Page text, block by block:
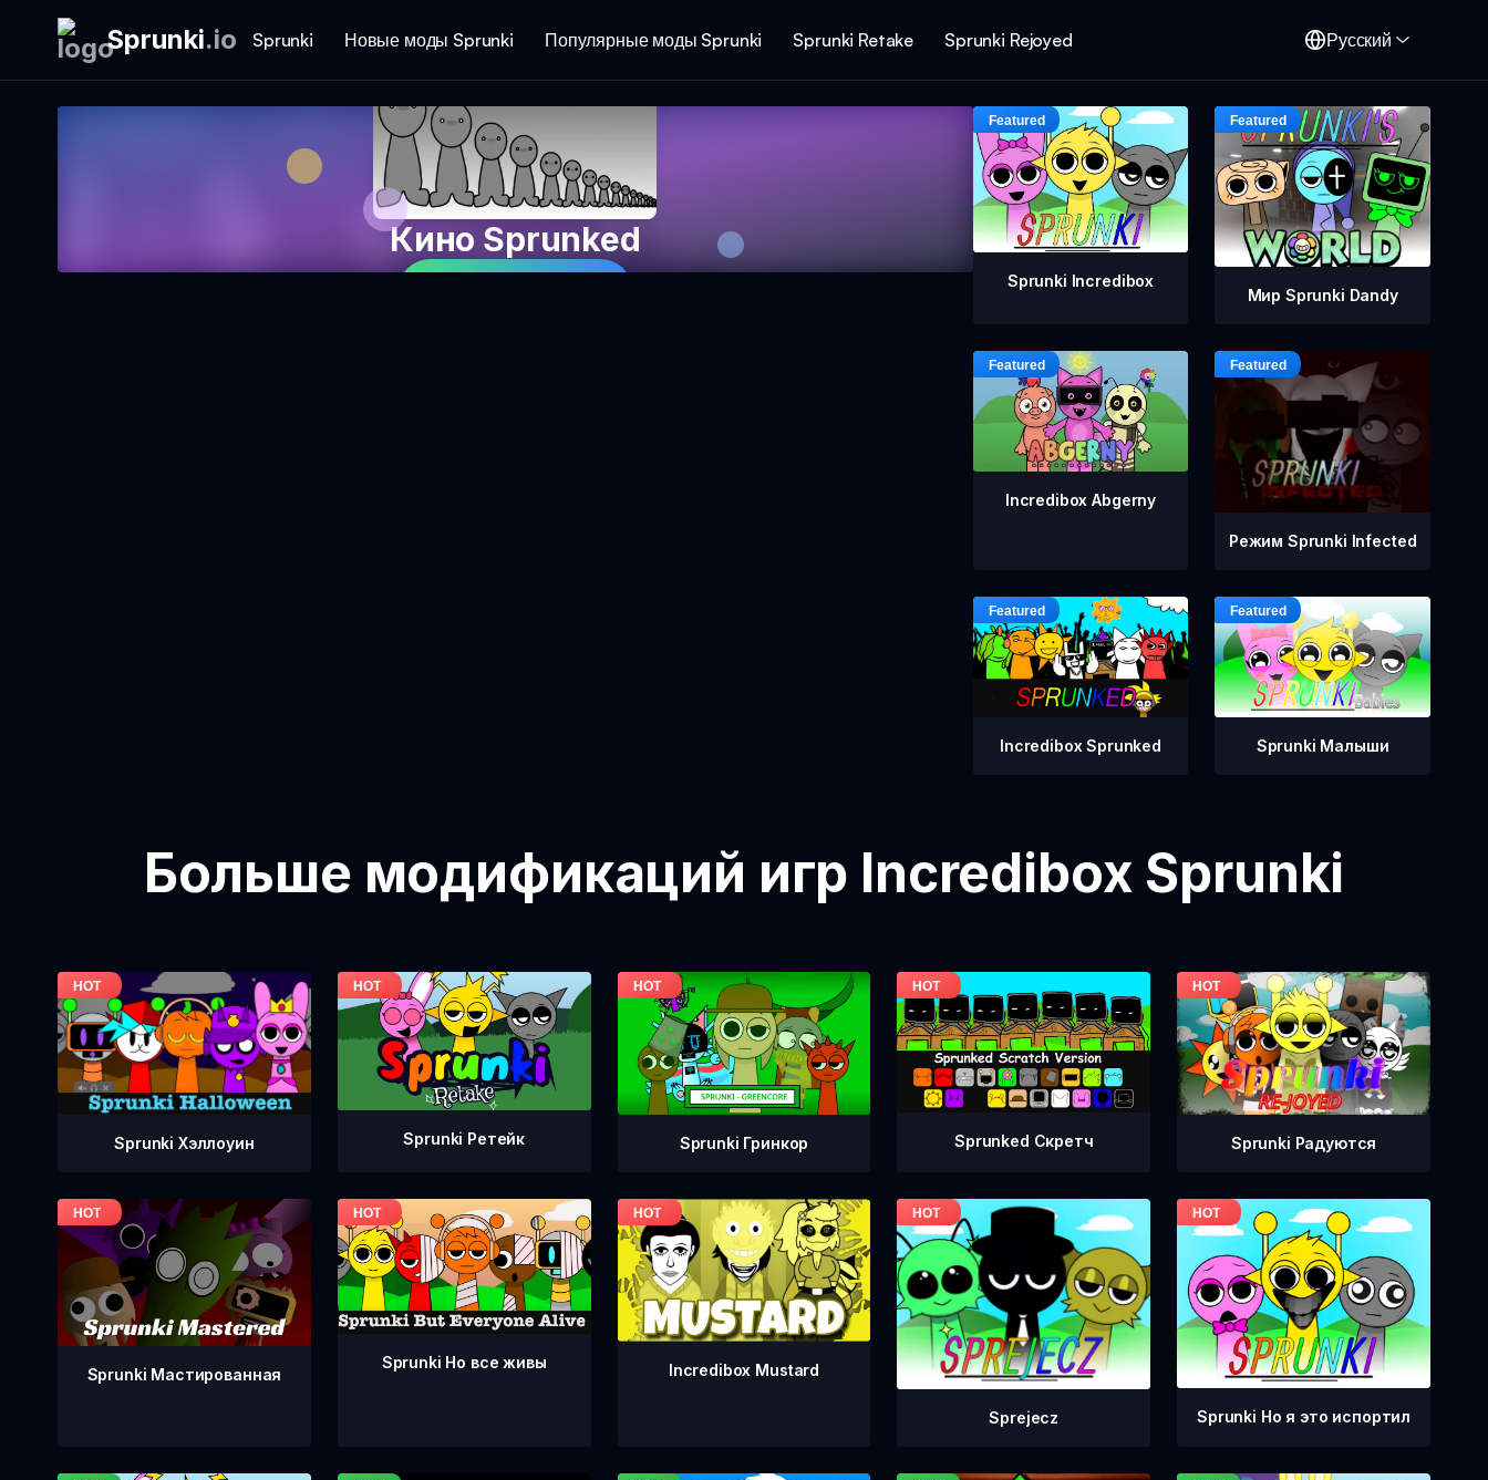
Sprunki.io Sprunki Новые моды Sprunki Популярные моды Sprunki Sprunki Retake Sprunki Rejoyed Русский
Кино Sprunked
Sprunki Incredibox
Мир Sprunki Dandy
Incredibox Abgerny
Режим Sprunki Infected
Incredibox Sprunked Sprunki Малыши
Больше модификаций игр Incredibox Sprunki
Sprunki Хэллоуин Sprunki Ретейк Sprunki Гринкор Sprunked Скретч Sprunki Радуются
Sprunki Мастированная
Sprunki Но все живы Incredibox Mustard
Sprejecz Sprunki Но я это испортил